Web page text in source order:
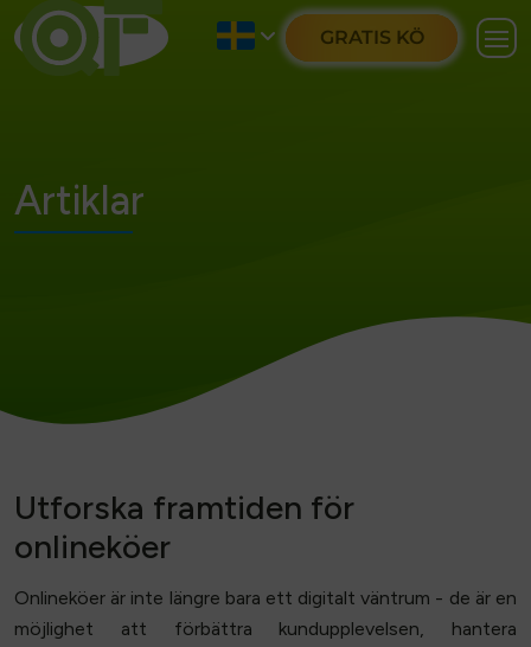
GRATIS KÖ
Artiklar
Utforska framtiden för
onlineköer
Onlineköer är inte längre bara ett digitalt väntrum - de är en
möjlighet att förbättra kundupplevelsen, hantera